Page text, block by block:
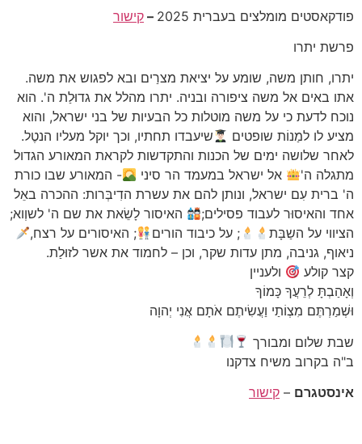
פודקאסטים מומלצים בעברית 2025 – קישור
פרשת יתרו
יתרו, חותן משה, שומע על יציאת מצרַים ובא לפגוש את משה.
אתו באים אל משה ציפורה ובניה. יתרו מהלל את גדוּלַת ה'. הוא
נוכח לדעת כי על משה מוטלות כל הבעיות של בני ישראל, והוא
מציע לו למַנוֹת שופטים
שיעבדו תחתיו, וכך יוקל מעליו הנטֶל.
לאחר שלושה ימים של הכנות והתקדשות לקראת המאורע הגדול
מתגלה ה'
אל ישראל במעמד הר סיני
- המאורע שבו כורת
ה' ברית עִם ישראל, ונותן להם את עשרת הדִיבְּרות: ההכרה באֵל
אחד והאיסוּר לעבוד פסילים;
האיסור לָשֵׂאת את שם ה' לשוְוא;
הציווי על השַבָּת
; על כיבוד הורים
; האיסורים על רצח,
ניאוף, גניבה, מתן עדות שקר, וכן – לחמוד את אשר לזוּלַת.
קצר קולע
ולעניין
וְאָהַבְתָּ לְרֵעֲךָ כָּמוֹךָ
וּשְׁמַרְתֶּם מִצְו‍ֹתַי וַעֲשִׂיתֶם אֹתָם אֲנִי יְהוָה
שבת שלום ומבורך
ב"ה בקרוב משיח צדקנו
אינסטגרם – קישור